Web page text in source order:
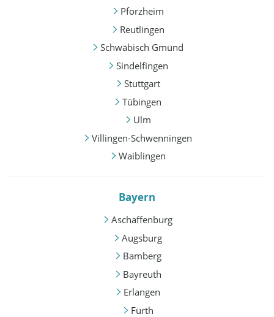
Pforzheim
Reutlingen
Schwäbisch Gmünd
Sindelfingen
Stuttgart
Tübingen
Ulm
Villingen-Schwenningen
Waiblingen
Bayern
Aschaffenburg
Augsburg
Bamberg
Bayreuth
Erlangen
Fürth